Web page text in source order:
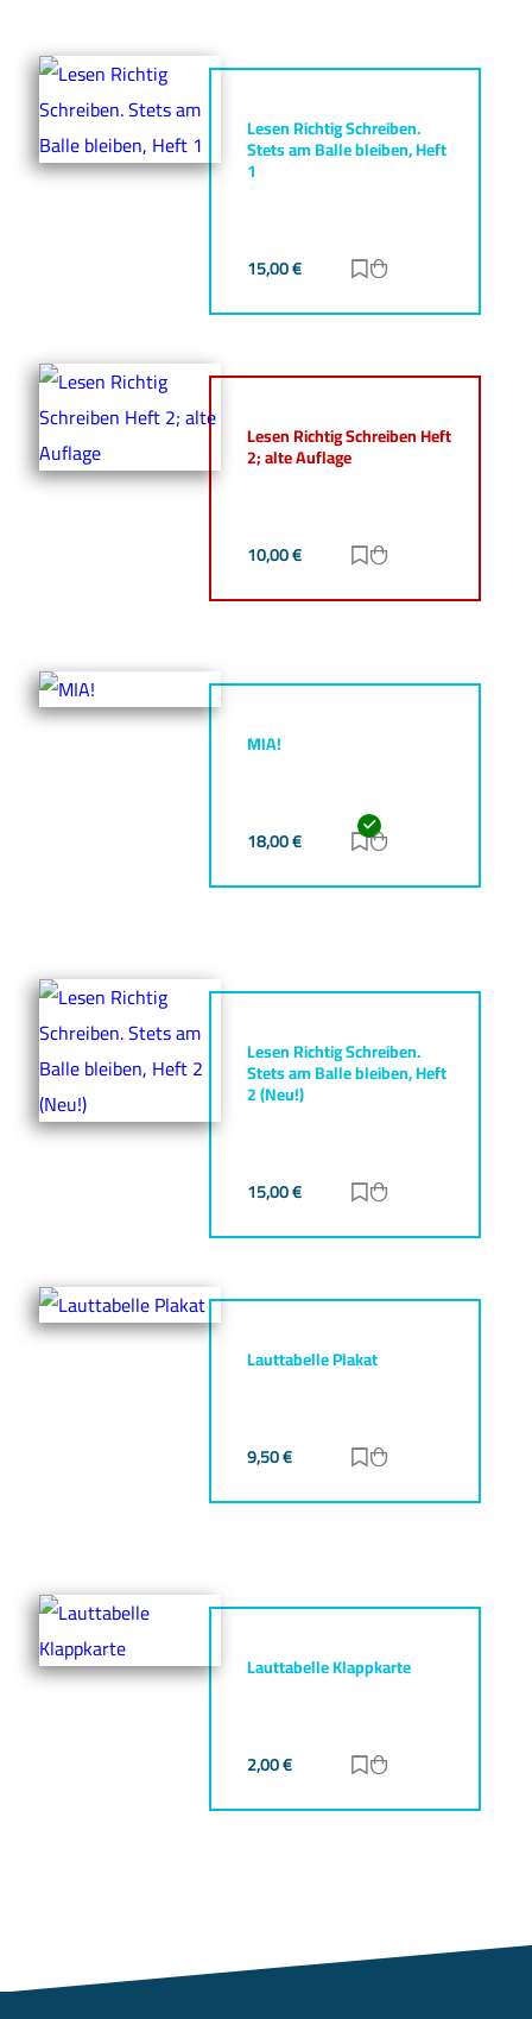
Lesen Richtig Schreiben.
Stets am Balle bleiben, Heft
1
15,00€ Zur Merkliste
Lesen Richtig Schreiben Heft
2; alte Auflage
10,00€ Zur Merkliste
MIA!
18,00€ Zur Merkliste
Lesen Richtig Schreiben.
Stets am Balle bleiben, Heft
2 (Neu!)
15,00€ Zur Merkliste
Lauttabelle Plakat
9,50€ Zur Merkliste
Lauttabelle Klappkarte
2,00€ Zur Merkliste